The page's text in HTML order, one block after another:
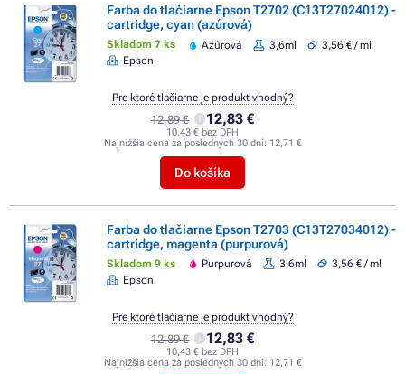
Farba do tlačiarne Epson T2702 (C13T27024012) -
cartridge, cyan (azúrová)
Skladom 7 ks Azúrová 3,6ml
3,56 € / ml
Epson
12,89 € 12,83 €
10,43 € bez DPH
Najnižšia cena za posledných 30 dní: 12,71 €
Do košíka
Pre ktoré tlačiarne je produkt vhodný?
Farba do tlačiarne Epson T2703 (C13T27034012) -
cartridge, magenta (purpurová)
Skladom 9 ks Purpurová 3,6ml
3,56 € / ml
Epson
12,89 € 12,83 €
10,43 € bez DPH
Najnižšia cena za posledných 30 dní: 12,71 €
Pre ktoré tlačiarne je produkt vhodný?